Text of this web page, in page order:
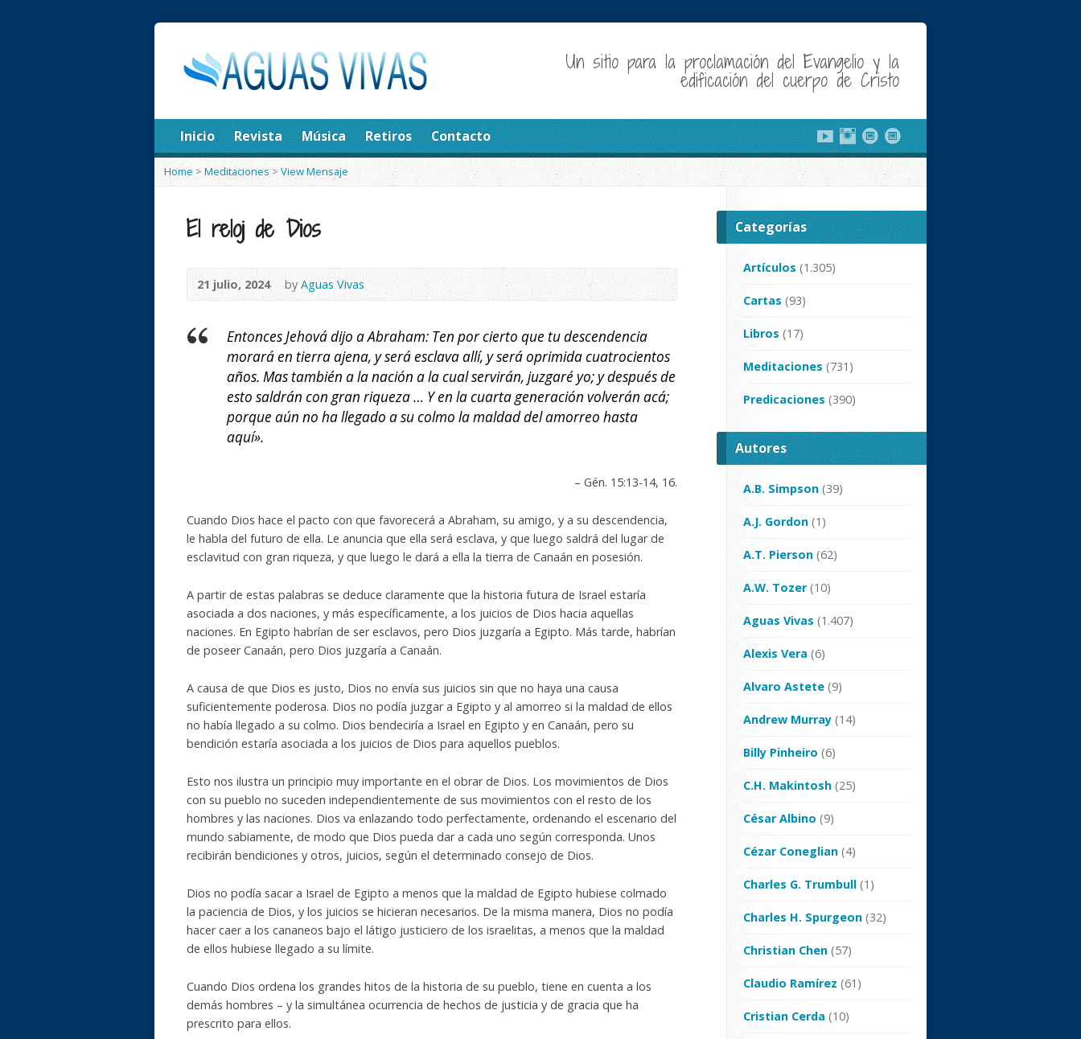
Un sitio para la proclamación del Evangelio y la
edificación del cuerpo de Cristo
Inicio Revista Música Retiros Contacto
Home > Meditaciones >View Mensaje
El reloj de Dios
21 julio, 2024 byAguas Vivas
Entonces Jehová dijo a Abraham: Ten por cierto que tu descendencia
morará en tierra ajena, y será esclava allí, y será oprimida cuatrocientos
años. Mas también a la nación a la cual servirán, juzgaré yo; y después de
esto saldrán con gran riqueza … Y en la cuarta generación volverán acá;
porque aún no ha llegado a su colmo la maldad del amorreo hasta
aquí».
– Gén. 15:13-14, 16.
Cuando Dios hace el pacto con que favorecerá a Abraham, su amigo, y a su descendencia,
le habla del futuro de ella. Le anuncia que ella será esclava, y que luego saldrá del lugar de
esclavitud con gran riqueza, y que luego le dará a ella la tierra de Canaán en posesión.
A partir de estas palabras se deduce claramente que la historia futura de Israel estaría
asociada a dos naciones, y más específicamente, a los juicios de Dios hacia aquellas
naciones. En Egipto habrían de ser esclavos, pero Dios juzgaría a Egipto. Más tarde, habrían
de poseer Canaán, pero Dios juzgaría a Canaán.
A causa de que Dios es justo, Dios no envía sus juicios sin que no haya una causa
suficientemente poderosa. Dios no podía juzgar a Egipto y al amorreo si la maldad de ellos
no había llegado a su colmo. Dios bendeciría a Israel en Egipto y en Canaán, pero su
bendición estaría asociada a los juicios de Dios para aquellos pueblos.
Esto nos ilustra un principio muy importante en el obrar de Dios. Los movimientos de Dios
con su pueblo no suceden independientemente de sus movimientos con el resto de los
hombres y las naciones. Dios va enlazando todo perfectamente, ordenando el escenario del
mundo sabiamente, de modo que Dios pueda dar a cada uno según corresponda. Unos
recibirán bendiciones y otros, juicios, según el determinado consejo de Dios.
Dios no podía sacar a Israel de Egipto a menos que la maldad de Egipto hubiese colmado
la paciencia de Dios, y los juicios se hicieran necesarios. De la misma manera, Dios no podía
hacer caer a los cananeos bajo el látigo justiciero de los israelitas, a menos que la maldad
de ellos hubiese llegado a su límite.
Cuando Dios ordena los grandes hitos de la historia de su pueblo, tiene en cuenta a los
demás hombres – y la simultánea ocurrencia de hechos de justicia y de gracia que ha
prescrito para ellos.
Categorías
Artículos (1.305)
Cartas (93)
Libros (17)
Meditaciones (731)
Predicaciones (390)
Autores
A.B. Simpson (39)
A.J. Gordon (1)
A.T. Pierson (62)
A.W. Tozer(10)
Aguas Vivas (1.407)
Alexis Vera (6)
Alvaro Astete (9)
Andrew Murray (14)
Billy Pinheiro (6)
C.H. Makintosh (25)
César Albino (9)
Cézar Coneglian (4)
Charles G. Trumbull (1)
Charles H. Spurgeon (32)
Christian Chen (57)
Claudio Ramírez (61)
Cristian Cerda (10)